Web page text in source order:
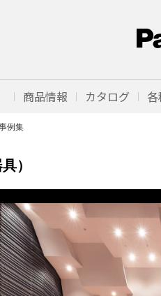
商品情報 カタログ
例集
）